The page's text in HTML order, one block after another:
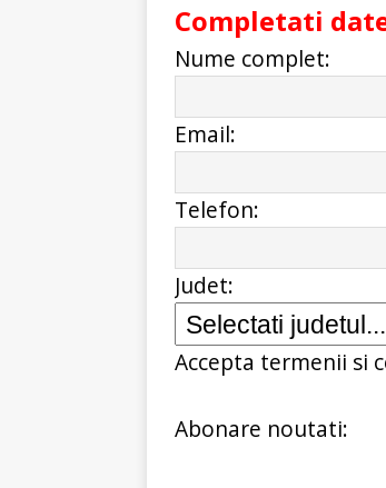
Completati
Nume complet:
Email:
Telefon:
Judet:
Accepta termenii si
Abonare noutati: